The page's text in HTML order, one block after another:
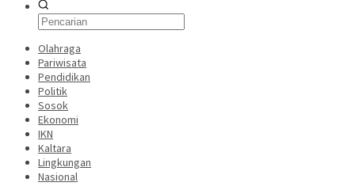
Olahraga
Pariwisata
Pendidikan
Politik
Sosok
Ekonomi
IKN
Kaltara
Lingkungan
Nasional